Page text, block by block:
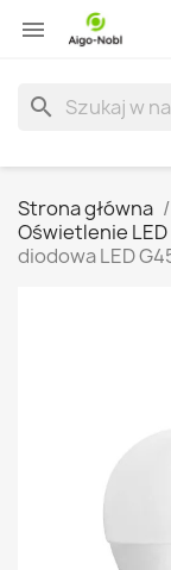

search
Strona główna
Oświetlenie LED
diodowa LED